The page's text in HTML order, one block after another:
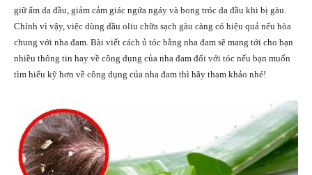
giữ ẩm da đầu, giảm cảm giác ngứa ngáy và bong tróc da đầu khi bị gàu.
Chính vì vậy, việc dùng dầu oliu chữa sạch gàu càng có hiệu quả nếu hòa
chung với nha đam. Bài viết cách ủ tóc bằng nha đam sẽ mang tới cho bạn
nhiều thông tin hay về công dụng của nha đam đối với tóc nếu bạn muốn
tìm hiểu kỹ hơn về công dụng của nha đam thì hãy tham khảo nhé!